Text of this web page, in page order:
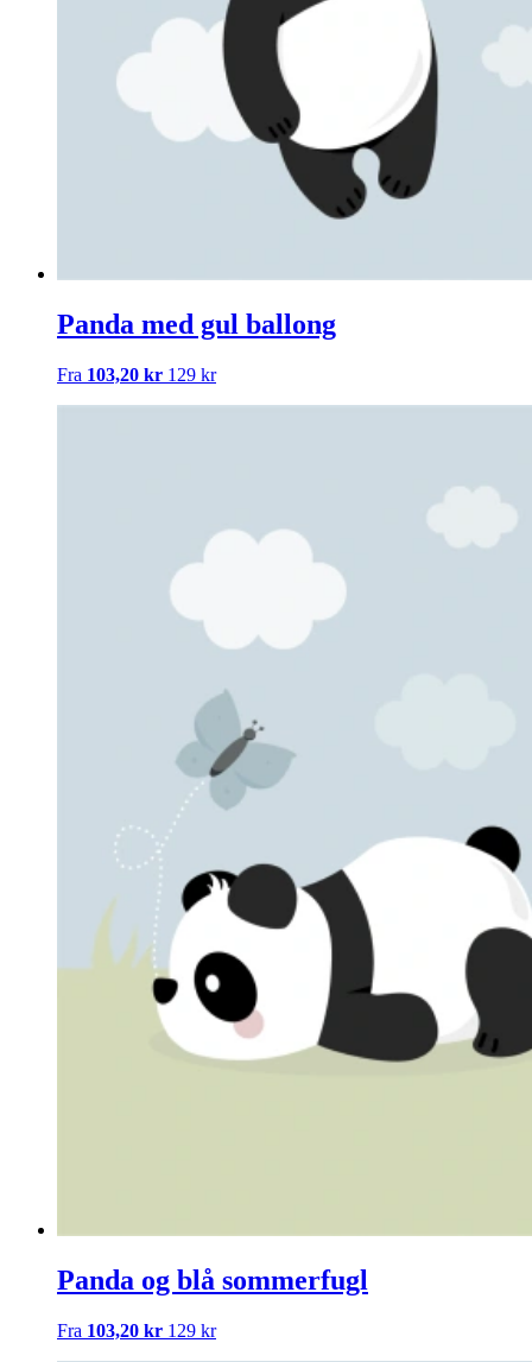
Panda med gul ballong
Fra 103,20 kr 129 kr
Panda og blå sommerfugl
Fra 103,20 kr 129 kr